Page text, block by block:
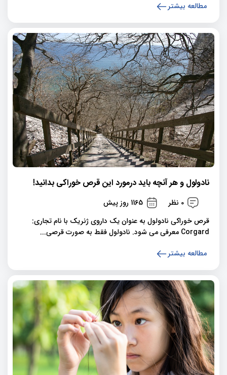
مطالعه بیشتر
نادولول و هر آنچه باید درمورد این قرص خوراکی بدانید!
0 نظر
1165 روز پیش
قرص خوراکی نادولول به عنوان یک داروی ژنریک با نام تجاری:
Corgard معرفی می شود. نادولول فقط به صورت قرصی...
مطالعه بیشتر